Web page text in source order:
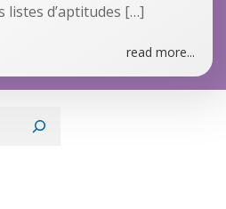
listes d’aptitudes […]
read more...